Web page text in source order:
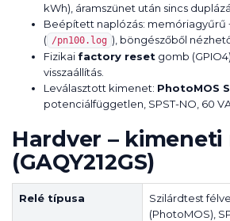
kWh), áramszünet után sincs
Beépített naplózás: memóriagyűrű
( /pn100.log ), böngészőből
Fizikai factory reset gomb
visszaállítás.
Leválasztott kimenet: PhotoMOS
potenciálfüggetlen, SPST-NO, 60
Hardver – kimeneti
(GAQY212GS)
Relé típusa
Szilárdtest
(PhotoMOS),